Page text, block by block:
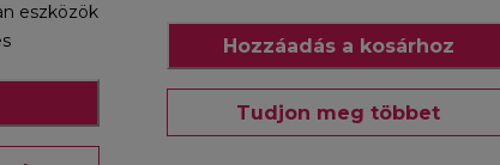
eszközök
Hozzáadás a kosárhoz
Tudjon meg többet